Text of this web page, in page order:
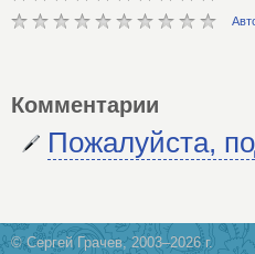
Комментарии
Пожалуйста,
© Сергей Грачев, 2003–2026 г.